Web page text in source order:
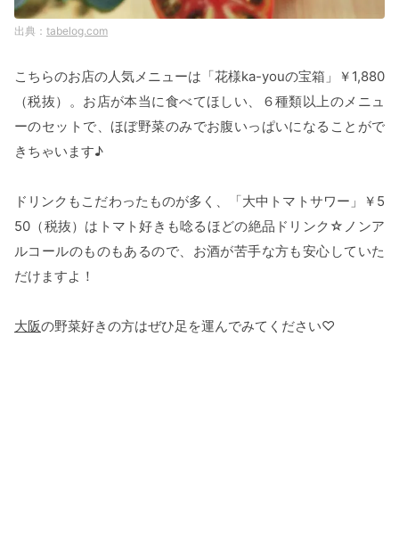
tabelog.com
こちらのお店の人気メニューは「花様ka-youの宝箱」￥1,880
（税抜）。お店が本当に食べてほしい、６種類以上のメニュ
ーのセットで、ほぼ野菜のみでお腹いっぱいになることがで
きちゃいます♪
ドリンクもこだわったものが多く、「大中トマトサワー」￥5
50（税抜）はトマト好きも唸るほどの絶品ドリンク☆ノンア
ルコールのものもあるので、お酒が苦手な方も安心していた
だけますよ！
大阪の野菜好きの方はぜひ足を運んでみてください♡